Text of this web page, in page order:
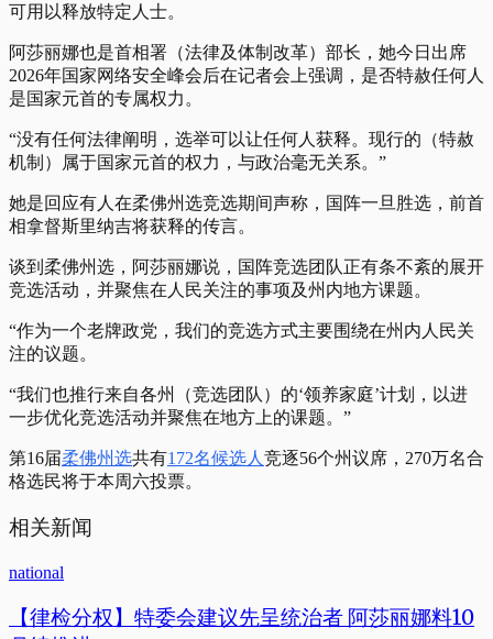
可用以释放特定人士。
阿莎丽娜也是首相署（法律及体制改革）部长，她今日出席
2026年国家网络安全峰会后在记者会上强调，是否特赦任何人
是国家元首的专属权力。
“没有任何法律阐明，选举可以让任何人获释。现行的（特赦
机制）属于国家元首的权力，与政治毫无关系。”
她是回应有人在柔佛州选竞选期间声称，国阵一旦胜选，前首
相拿督斯里纳吉将获释的传言。
谈到柔佛州选，阿莎丽娜说，国阵竞选团队正有条不紊的展开
竞选活动，并聚焦在人民关注的事项及州内地方课题。
“作为一个老牌政党，我们的竞选方式主要围绕在州内人民关
注的议题。
“我们也推行来自各州（竞选团队）的‘领养家庭’计划，以进
一步优化竞选活动并聚焦在地方上的课题。”
第16届柔佛州选共有172名候选人 竞逐56个州议席，270万名合
格选民将于本周六投票。
相关新闻
national
【律检分权】特委会建议先呈统治者 阿莎丽娜料10